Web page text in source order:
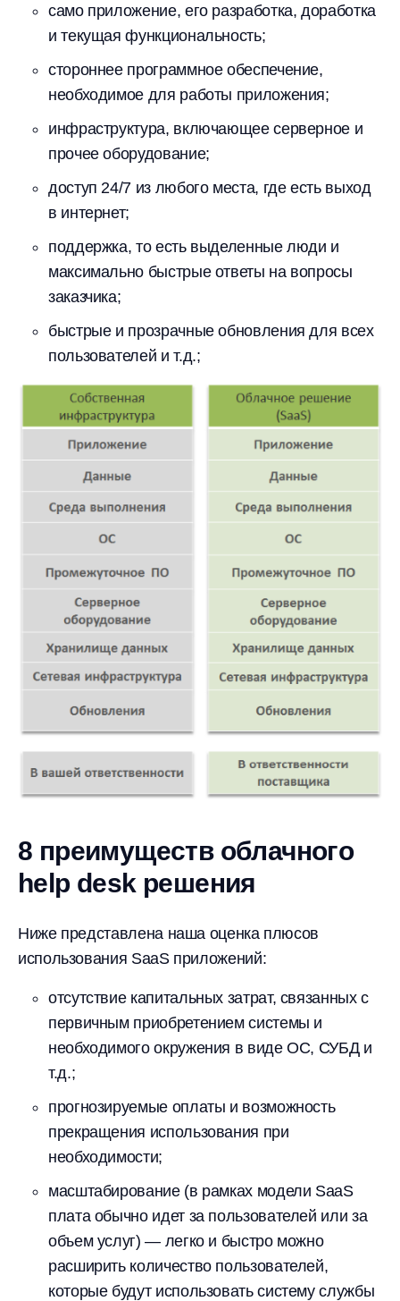
само приложение, его разработка, доработка
и текущая функциональность;
стороннее программное обеспечение,
необходимое для работы приложения;
инфраструктура, включающее серверное и
прочее оборудование;
доступ 24/7 из любого места, где есть выход
в интернет;
поддержка, то есть выделенные люди и
максимально быстрые ответы на вопросы
заказчика;
быстрые и прозрачные обновления для всех
пользователей и т.д.;
8 преимуществ облачного
help desk решения
Ниже представлена наша оценка плюсов
использования SaaS приложений:
отсутствие капитальных затрат, связанных с
первичным приобретением системы и
необходимого окружения в виде ОС, СУБД и
т.д.;
прогнозируемые оплаты и возможность
прекращения использования при
необходимости;
масштабирование (в рамках модели SaaS
плата обычно идет за пользователей или за
объем услуг) — легко и быстро можно
расширить количество пользователей,
которые будут использовать систему службы